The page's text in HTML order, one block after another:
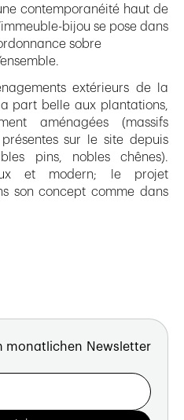
contemporanéité haut de
bijou se pose dans
sobre
extérieurs de la
part belle aux plantations,
aménagées (massifs
sur le site depuis
pins, nobles chênes).
et modern; le projet
son concept comme dans
monatlichen Newsletter